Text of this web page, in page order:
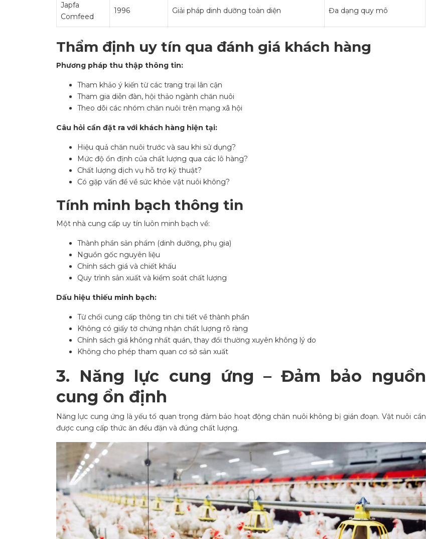
Japfa
Comfeed
1996 Giải pháp dinh dưỡng toàn diện Đa dạng quy mô
Thẩm định uy tín qua đánh giá khách hàng
Phương pháp thu thập thông tin:
Tham khảo ý kiến từ các trang trại lân cận
Tham gia diễn đàn, hội thảo ngành chăn nuôi
Theo dõi các nhóm chăn nuôi trên mạng xã hội
Câu hỏi cần đặt ra với khách hàng hiện tại:
Hiệu quả chăn nuôi trước và sau khi sử dụng?
Mức độ ổn định của chất lượng qua các lô hàng?
Chất lượng dịch vụ hỗ trợ kỹ thuật?
Có gặp vấn đề về sức khỏe vật nuôi không?
Tính minh bạch thông tin
Một nhà cung cấp uy tín luôn minh bạch về:
Thành phần sản phẩm (dinh dưỡng, phụ gia)
Nguồn gốc nguyên liệu
Chính sách giá và chiết khấu
Quy trình sản xuất và kiểm soát chất lượng
Dấu hiệu thiếu minh bạch:
Từ chối cung cấp thông tin chi tiết về thành phần
Không có giấy tờ chứng nhận chất lượng rõ ràng
Chính sách giá không nhất quán, thay đổi thường xuyên không lý do
Không cho phép tham quan cơ sở sản xuất
3. Năng lực cung ứng – Đảm bảo nguồn
cung ổn định
Năng lực cung ứng là yếu tố quan trọng đảm bảo hoạt động chăn nuôi không bị gián đoạn. Vật nuôi cần
được cung cấp thức ăn đều đặn và đúng chất lượng.